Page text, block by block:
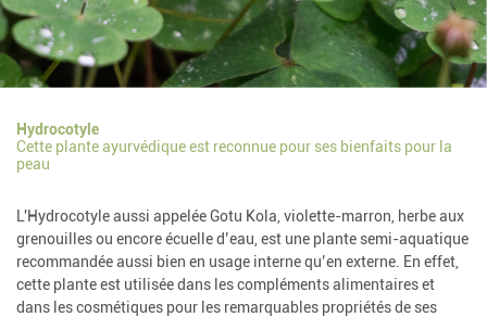
Hydrocotyle
Cette plante ayurvédique est reconnue pour ses bienfaits pour la
peau
L'Hydrocotyle aussi appelée Gotu Kola, violette-marron, herbe aux
grenouilles ou encore écuelle d’eau, est une plante semi-aquatique
recommandée aussi bien en usage interne qu’en externe. En effet,
cette plante est utilisée dans les compléments alimentaires et
dans les cosmétiques pour les remarquables propriétés de ses